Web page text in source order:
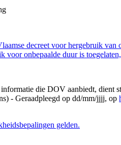
decreet voor hergebruik
voor onbepaalde duur is
die DOV aanbiedt, dient
- Geraadpleegd op dd/mm/jjjj, op
gelden.